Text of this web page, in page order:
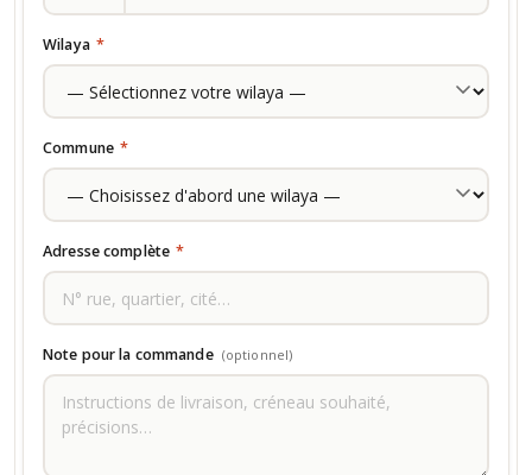
Wilaya *
Commune *
Adresse complète *
Note pour la commande (optionnel)